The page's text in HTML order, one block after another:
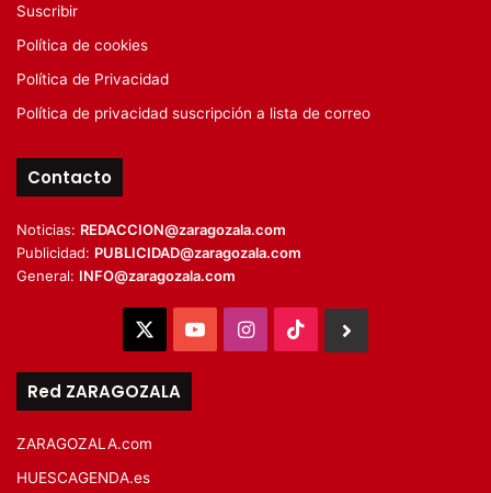
Suscribir
Política de cookies
Política de Privacidad
Política de privacidad suscripción a lista de correo
Contacto
Noticias: REDACCION@zaragozala.com
Publicidad: PUBLICIDAD@zaragozala.com
General: INFO@zaragozala.com
YouTubeInstagram
TikTok
Red ZARAGOZALA
ZARAGOZALA.com
HUESCAGENDA.es